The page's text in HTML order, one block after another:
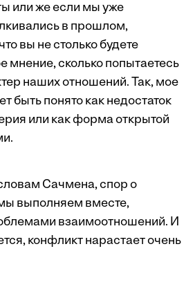
или же если мы уже
в прошлом,
вы не столько будете
мнение, сколько попытаетесь
наших отношений. Так, мое
быть понято как недостаток
или как форма открытой
Сачмена, спор о
выполняем вместе,
взаимоотношений. И
конфликт нарастает очень